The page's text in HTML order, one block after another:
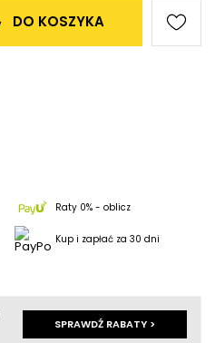
DO KOSZYKA
Raty 0% - oblicz
Kup i zapłać za 30 dni
SPRAWDŹ RABATY >